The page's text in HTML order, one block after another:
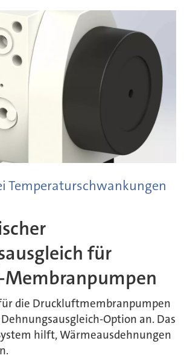
Temperaturschwankungen
für
die Druckluftmembranpumpen
Option an. Das
hilft, Wärmeausdehnungen